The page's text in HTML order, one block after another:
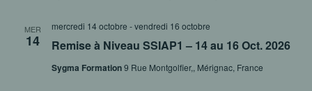
MER
14 Remise à Niveau SSIAP1 – 14 au 16 Oct. 2026
mercredi 14 octobre -vendredi 16 octobre
Sygma Formation9 Rue Montgolfier,, Mérignac, France